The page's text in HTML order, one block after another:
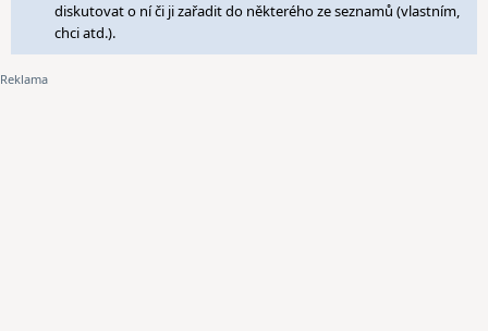
diskutovat o ní či ji zařadit do některého ze seznamů (vlastním,
chci atd.).